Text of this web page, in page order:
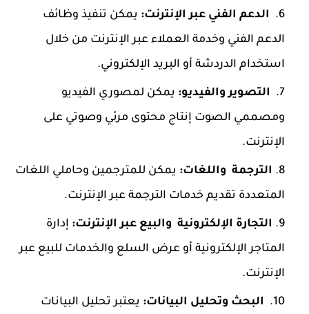
الدعم الفني عبر الإنترنت: يمكن تنفيذ وظائف
الدعم الفني وخدمة العملاء عبر الإنترنت من خلال
استخدام الدردشة أو البريد الإلكتروني.
التصوير والفيديو: يمكن لمصوري الفيديو
ومصممي الصوت إنتاج محتوى مرئي وصوتي على
الإنترنت.
الترجمة واللغات: يمكن للمترجمين وحاملي اللغات
المتعددة تقديم خدمات الترجمة عبر الإنترنت.
التجارة الإلكترونية والبيع عبر الإنترنت: إدارة
المتاجر الإلكترونية أو عرض السلع والخدمات للبيع عبر
الإنترنت.
البحث وتحليل البيانات: يعتبر تحليل البيانات